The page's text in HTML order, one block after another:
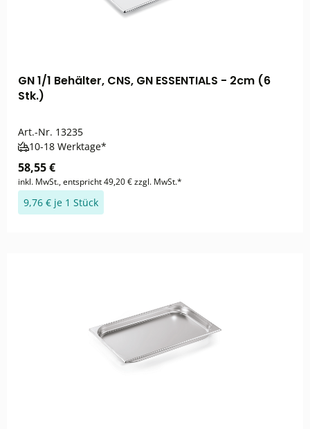
GN 1/1 Behälter, CNS, GN ESSENTIALS - 2cm (6
Stk.)
Art.-Nr. 13235
10-18 Werktage*
58,55 €
inkl. MwSt., entspricht 49,20 € zzgl. MwSt.*
9,76 € je 1 Stück